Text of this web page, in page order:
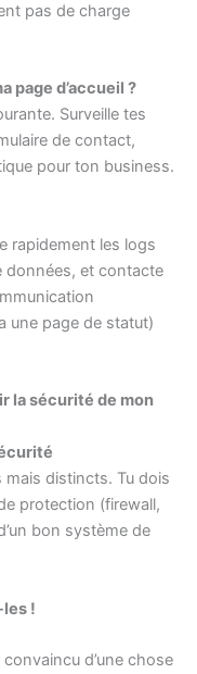
pas de charge
page d’accueil ?
Surveille tes
de contact,
pour ton business.
rapidement les logs
données, et contacte
une page de statut)
la sécurité de mon
distincts. Tu dois
protection (firewall,
bon système de
les !
convaincu d’une chose